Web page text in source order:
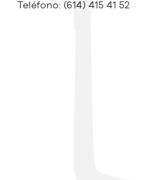
Teléfono: (614) 415 41 52